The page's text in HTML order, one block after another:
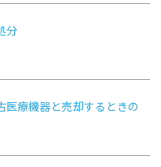
分
医療機器と売却するときの